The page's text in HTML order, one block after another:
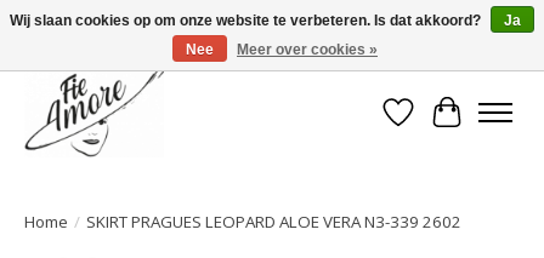
Verlanglijst
Home / SKIRT PRAGUES LEOPARD ALOE VERA N3-339 2602
Wij slaan cookies op om onze website te verbeteren. Is dat akkoord?
Ja
Nee
Meer over cookies »